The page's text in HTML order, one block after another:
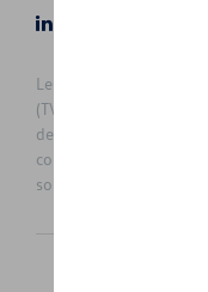
Les prix affichés sur le
(TVAc), hors éventuels
de vente actuel et les
contacter votre
sont sujets à des